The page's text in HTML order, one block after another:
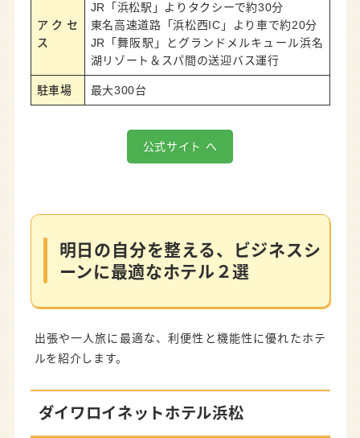
アクセ
ス
JR「浜松駅」よりタクシーで約30分
東名高速道路「浜松西IC」より車で約20分
JR「舞阪駅」とグランドメルキュール浜名
湖リゾート＆スパ間の送迎バス運行
駐車場 最大300台
公式サイト へ
明日の自分を整える、ビジネスシ
ーンに最適なホテル２選
出張や一人旅に最適な、利便性と機能性に優れたホテ
ルを紹介します。
ダイワロイネットホテル浜松